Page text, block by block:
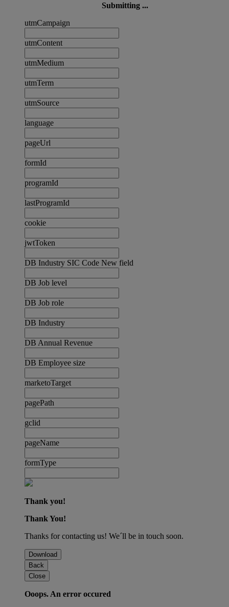
Submitting ...
utmCampaign
utmContent
utmMedium
utmTerm
utmSource
language
pageUrl
formId
programId
lastProgramId
cookie
jwtToken
DB Industry SIC Code New field
DB Job level
DB Job role
DB Industry
DB Annual Revenue
DB Employee size
marketoTarget
pagePath
gclid
pageName
formType
Thank you!
Thank You!
Thanks for contacting us! We´ll be in touch soon.
Download
Back
Close
Ooops. An error occured